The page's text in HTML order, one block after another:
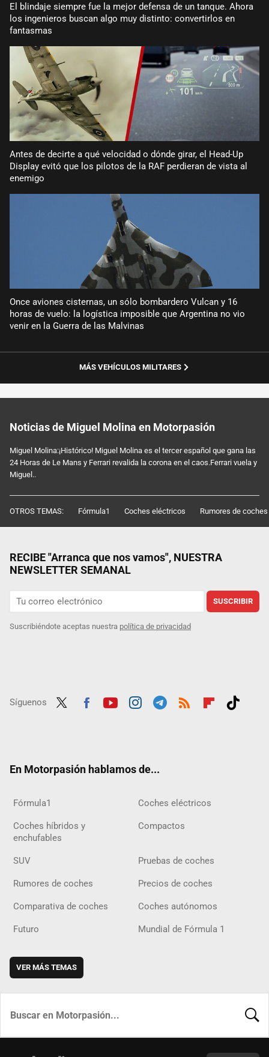
El blindaje siempre fue la mejor defensa de un tanque. Ahora
los ingenieros buscan algo muy distinto: convertirlos en
fantasmas
Antes de decirte a qué velocidad o dónde girar, el Head-Up
Display evitó que los pilotos de la RAF perdieran de vista al
enemigo
Once aviones cisternas, un sólo bombardero Vulcan y 16
horas de vuelo: la logística imposible que Argentina no vio
venir en la Guerra de las Malvinas
MÁS VEHÍCULOS MILITARES
Noticias de Miguel Molina en Motorpasión
Miguel Molina:¡Histórico! Miguel Molina es el tercer español que gana las
24 Horas de Le Mans y Ferrari revalida la corona en el caos.Ferrari vuela y
Miguel..
OTROS TEMAS: Fórmula1 Coches eléctricos Rumores de coches
RECIBE "Arranca que nos vamos", NUESTRA
NEWSLETTER SEMANAL
SUSCRIBIR
Suscribiéndote aceptas nuestra política de privacidad
Síguenos
En Motorpasión hablamos de...
Fórmula1 Coches eléctricos
Coches híbridos y
enchufables
Compactos
SUV Pruebas de coches
Rumores de coches Precios de coches
Comparativa de coches Coches autónomos
Futuro Mundial de Fórmula 1
VER MÁS TEMAS